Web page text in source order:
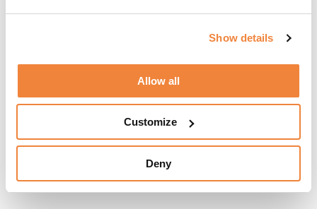
Show details
Allow all
Customize
Deny